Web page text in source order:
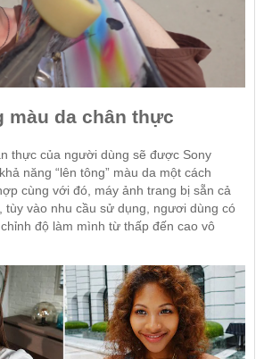
màu da chân thực
thực của người dùng sẽ được Sony
năng “lên tông” màu da một cách
cùng với đó, máy ảnh trang bị sẵn cả
tùy vào nhu cầu sử dụng, ngươi dùng có
độ làm mình từ thấp đến cao vô